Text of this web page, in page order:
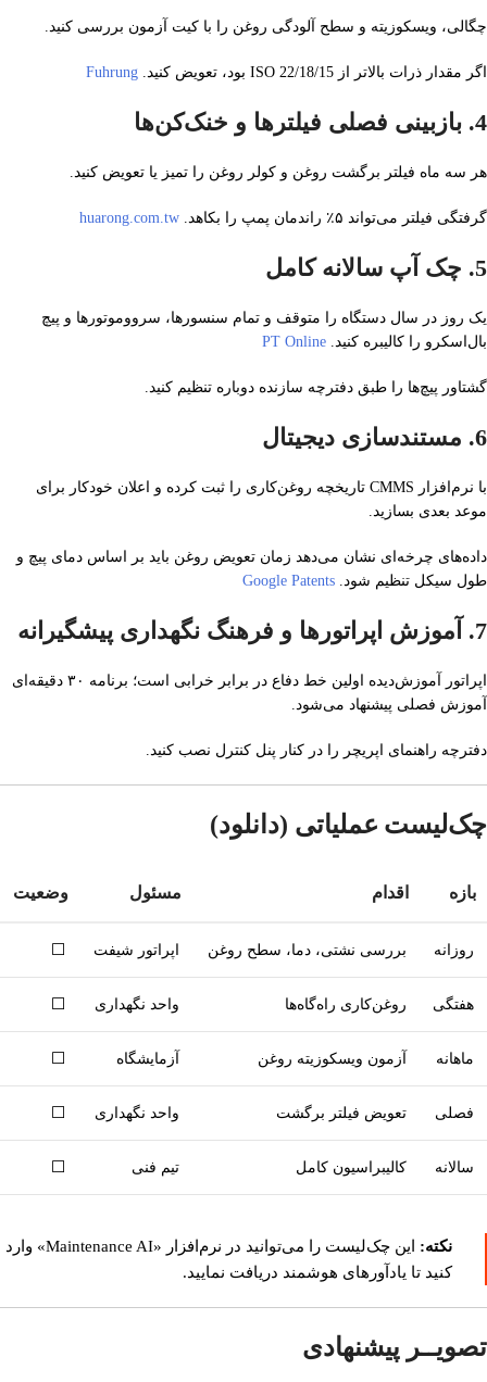
چگالی، ویسکوزیته و سطح آلودگی روغن را با کیت آزمون بررسی کنید.
اگر مقدار ذرات بالاتر از ISO 22/18/15 بود، تعویض کنید. Fuhrung
4. بازبینی فصلی فیلترها و خنک‌کن‌ها
هر سه ماه فیلتر برگشت روغن و کولر روغن را تمیز یا تعویض کنید.
گرفتگی فیلتر می‌تواند ۵٪ راندمان پمپ را بکاهد. huarong.com.tw
5. چک‌ آپ سالانه کامل
یک روز در سال دستگاه را متوقف و تمام سنسورها، سروو‌موتورها و پیچ
بال‌اسکرو را کالیبره کنید. PT Online
گشتاور پیچ‌ها را طبق دفترچه سازنده دوباره تنظیم کنید.
6. مستندسازی دیجیتال
با نرم‌افزار CMMS تاریخچه روغن‌کاری را ثبت کرده و اعلان خودکار برای
موعد بعدی بسازید.
داده‌های چرخه‌ای نشان می‌دهد زمان تعویض روغن باید بر اساس دمای پیچ و
طول سیکل تنظیم شود. Google Patents
7. آموزش اپراتورها و فرهنگ نگهداری پیشگیرانه
اپراتور آموزش‌دیده اولین خط دفاع در برابر خرابی است؛ برنامه ۳۰ دقیقه‌ای
آموزش فصلی پیشنهاد می‌شود.
دفترچه راهنمای اپریچر را در کنار پنل کنترل نصب کنید.
چک‌لیست عملیاتی (دانلود)
بازه اقدام مسئول وضعیت
روزانه بررسی نشتی، دما، سطح روغن اپراتور شیفت ⬜
هفتگی روغن‌کاری راه‌گاه‌ها واحد نگهداری ⬜
ماهانه آزمون ویسکوزیته روغن آزمایشگاه ⬜
فصلی تعویض فیلتر برگشت واحد نگهداری ⬜
سالانه کالیبراسیون کامل تیم فنی ⬜
نکته:
این چک‌لیست را می‌توانید در نرم‌افزار «Maintenance AI» وارد
کنید تا یادآورهای هوشمند دریافت نمایید.
تصویــر پیشنهادی